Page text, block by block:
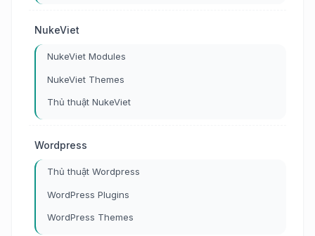
NukeViet
NukeViet Modules
NukeViet Themes
Thủ thuật NukeViet
Wordpress
Thủ thuật Wordpress
WordPress Plugins
WordPress Themes